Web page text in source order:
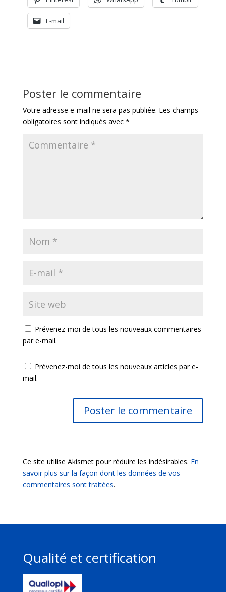
E-mail
Poster le commentaire
Votre adresse e-mail ne sera pas publiée. Les champs
obligatoires sont indiqués avec *
Prévenez-moi de tous les nouveaux commentaires
par e-mail.
Prévenez-moi de tous les nouveaux articles par e-
mail.
Ce site utilise Akismet pour réduire les indésirables. En
savoir plus sur la façon dont les données de vos
commentaires sont traitées.
Qualité et certification